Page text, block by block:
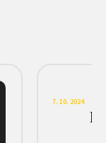
7. 10. 2024